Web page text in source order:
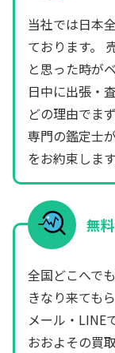
当社では日本
ております。
と思った時が
日中に出張・
どの理由でま
専門の鑑定士
をお約束します
無
全国どこへで
きなり来ても
メール・LINE
おおよその買